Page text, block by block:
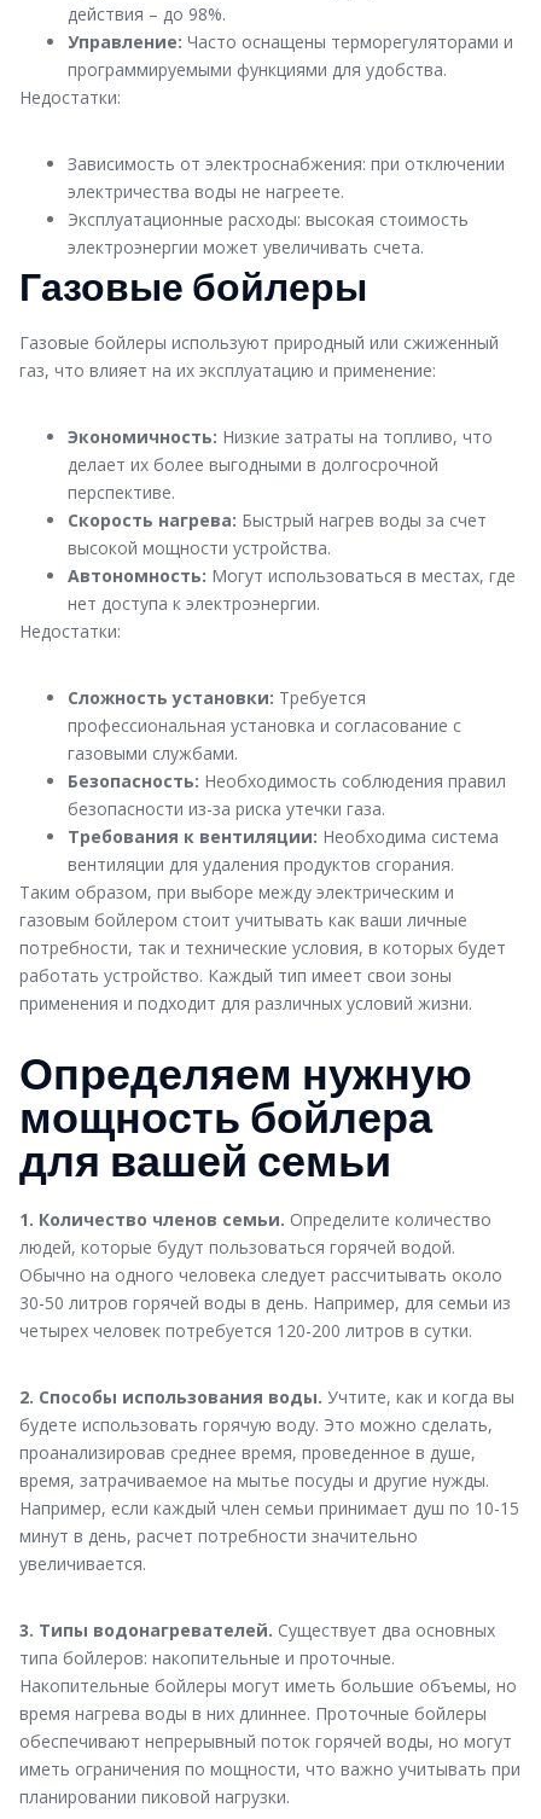
действия – до 98%.
Управление: Часто оснащены терморегуляторами и
программируемыми функциями для удобства.
Недостатки:
Зависимость от электроснабжения: при отключении
электричества воды не нагреете.
Эксплуатационные расходы: высокая стоимость
электроэнергии может увеличивать счета.
Газовые бойлеры
Газовые бойлеры используют природный или сжиженный
газ, что влияет на их эксплуатацию и применение:
Экономичность: Низкие затраты на топливо, что
делает их более выгодными в долгосрочной
перспективе.
Скорость нагрева: Быстрый нагрев воды за счет
высокой мощности устройства.
Автономность: Могут использоваться в местах, где
нет доступа к электроэнергии.
Недостатки:
Сложность установки: Требуется
профессиональная установка и согласование с
газовыми службами.
Безопасность: Необходимость соблюдения правил
безопасности из-за риска утечки газа.
Требования к вентиляции: Необходима система
вентиляции для удаления продуктов сгорания.
Таким образом, при выборе между электрическим и
газовым бойлером стоит учитывать как ваши личные
потребности, так и технические условия, в которых будет
работать устройство. Каждый тип имеет свои зоны
применения и подходит для различных условий жизни.
Определяем нужную
мощность бойлера
для вашей семьи
1. Количество членов семьи. Определите количество
людей, которые будут пользоваться горячей водой.
Обычно на одного человека следует рассчитывать около
30-50 литров горячей воды в день. Например, для семьи из
четырех человек потребуется 120-200 литров в сутки.
2. Способы использования воды. Учтите, как и когда вы
будете использовать горячую воду. Это можно сделать,
проанализировав среднее время, проведенное в душе,
время, затрачиваемое на мытье посуды и другие нужды.
Например, если каждый член семьи принимает душ по 10-15
минут в день, расчет потребности значительно
увеличивается.
3. Типы водонагревателей. Существует два основных
типа бойлеров: накопительные и проточные.
Накопительные бойлеры могут иметь большие объемы, но
время нагрева воды в них длиннее. Проточные бойлеры
обеспечивают непрерывный поток горячей воды, но могут
иметь ограничения по мощности, что важно учитывать при
планировании пиковой нагрузки.